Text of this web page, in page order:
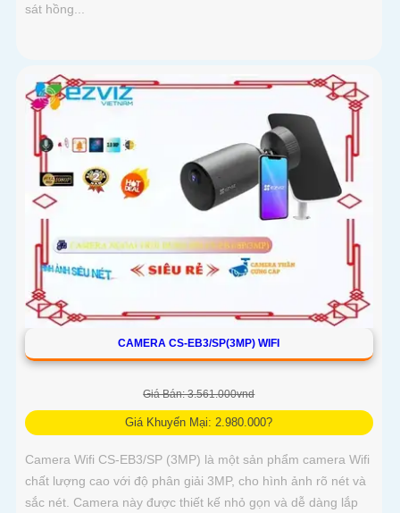
sát hồng...
CAMERA CS-EB3/SP(3MP) WIFI
Giá Bán: 3.561.000vnd
Giá Khuyến Mại: 2.980.000?
Camera Wifi CS-EB3/SP (3MP) là một sản phẩm camera Wifi
chất lượng cao với độ phân giải 3MP, cho hình ảnh rõ nét và
sắc nét. Camera này được thiết kế nhỏ gọn và dễ dàng lắp